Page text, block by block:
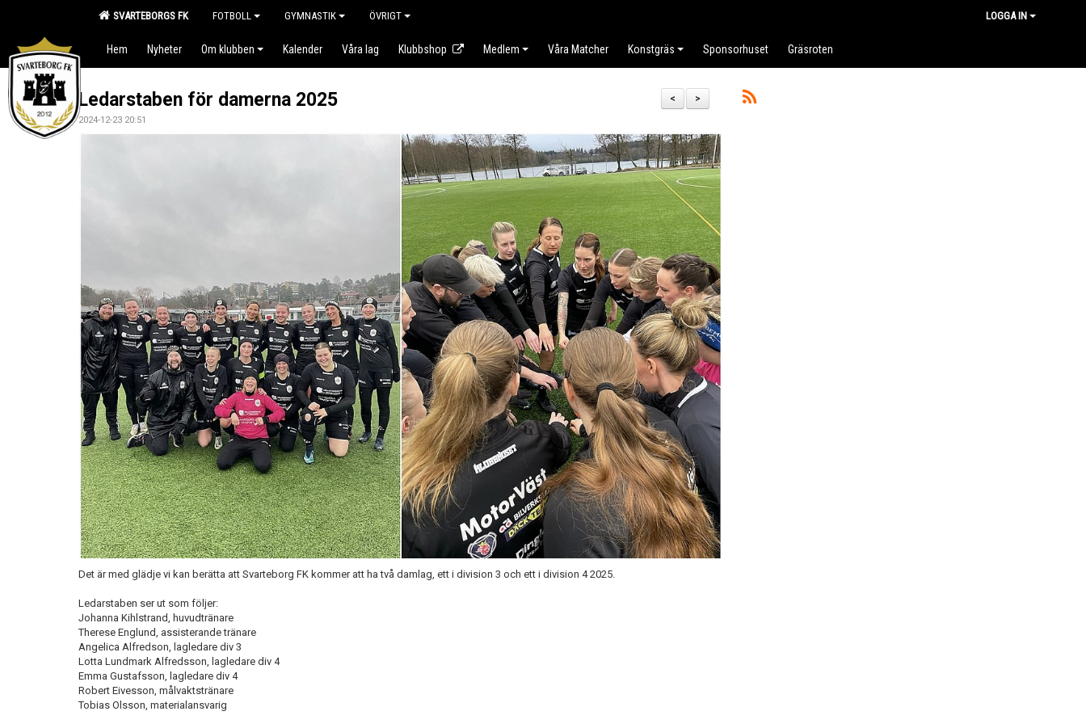
SVARTEBORGS FK FOTBOLL GYMNASTIK ÖVRIGT LOGGA IN
Hem Nyheter Om klubben Kalender Våra lag Klubbshop Medlem Våra Matcher Konstgräs Sponsorhuset Gräsroten
>
<
Ledarstaben för damerna 2025
2024-12-23 20:51
Det är med glädje vi kan berätta att Svarteborg FK kommer att ha två damlag, ett i division 3 och ett i division 4 2025.
Ledarstaben ser ut som följer:
Johanna Kihlstrand, huvudtränare
Therese Englund, assisterande tränare
Angelica Alfredson, lagledare div 3
Lotta Lundmark Alfredsson, lagledare div 4
Emma Gustafsson, lagledare div 4
Robert Eivesson, målvaktstränare
Tobias Olsson, materialansvarig